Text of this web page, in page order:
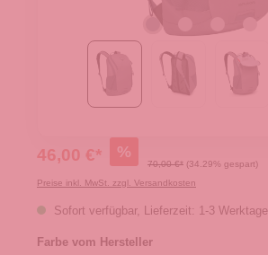
46,00 €* %
70,00 €* (34.29% gespart)
Preise inkl. MwSt. zzgl. Versandkosten
Sofort verfügbar, Lieferzeit: 1-3 Werktage
Farbe vom Hersteller